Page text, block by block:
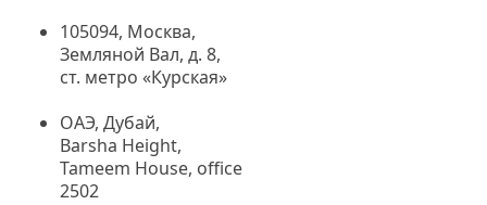
105094, Москва,
Земляной Вал, д. 8,
ст. метро «Курская»
ОАЭ, Дубай,
Barsha Height,
Tameem House, office
2502